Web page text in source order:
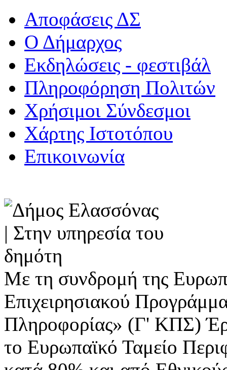
Αποφάσεις ΔΣ
Ο Δήμαρχος
Εκδηλώσεις - φεστιβάλ
Πληροφόρηση Πολιτών
Χρήσιμοι Σύνδεσμοι
Χάρτης Ιστοτόπου
Επικοινωνία
Με τη συνδρομή της
Επιχειρησιακού
Πληροφορίας» (Γ' ΚΠΣ)
το Ευρωπαϊκό Ταμείο